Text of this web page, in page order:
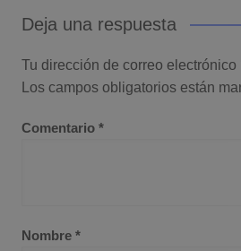
Deja una respuesta
Tu dirección de correo
Los campos obligatorios están
Comentario *
Nombre *